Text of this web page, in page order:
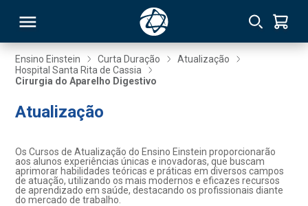
Ensino Einstein Curta Duração
Atualização
Hospital Santa Rita de Cassia
Cirurgia do Aparelho Digestivo
Atualização
Os Cursos de Atualização do Ensino Einstein proporcionarão
aos alunos experiências únicas e inovadoras, que buscam
aprimorar habilidades teóricas e práticas em diversos campos
de atuação, utilizando os mais modernos e eficazes recursos
de aprendizado em saúde, destacando os profissionais diante
do mercado de trabalho.